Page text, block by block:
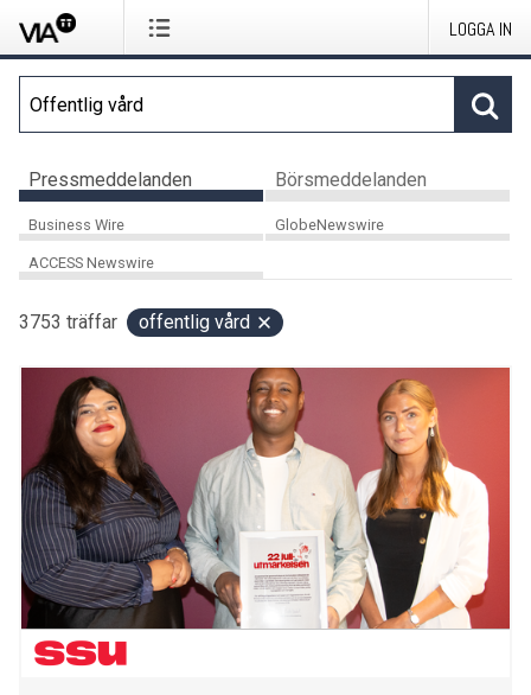
LOGGA IN
Pressmeddelanden Börsmeddelanden
Business Wire GlobeNewswire
ACCESS Newswire
3753 träffar offentlig vård